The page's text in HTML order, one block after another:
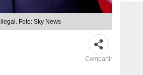
Foto: Sky News
Compartir